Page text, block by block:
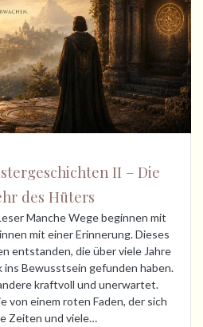
II – Die
des Hüters
Manche Wege beginnen mit
mit einer Erinnerung. Dieses
entstanden, die über viele Jahre
ins Bewusstsein gefunden haben.
kraftvoll und unerwartet.
von einem roten Faden, der sich
Zeiten und viele…